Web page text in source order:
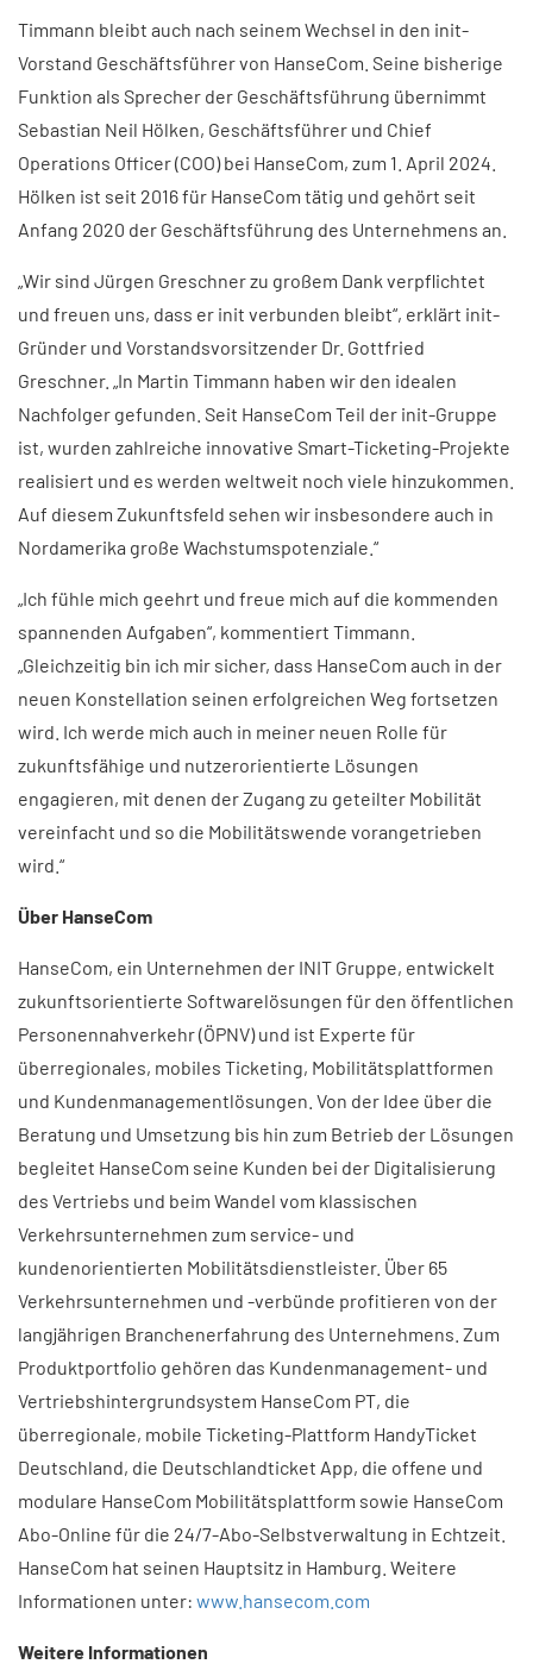
Timmann bleibt auch nach seinem Wechsel in den init-
Vorstand Geschäftsführer von HanseCom. Seine bisherige
Funktion als Sprecher der Geschäftsführung übernimmt
Sebastian Neil Hölken, Geschäftsführer und Chief
Operations Officer (COO) bei HanseCom, zum 1. April 2024.
Hölken ist seit 2016 für HanseCom tätig und gehört seit
Anfang 2020 der Geschäftsführung des Unternehmens an.
„Wir sind Jürgen Greschner zu großem Dank verpflichtet
und freuen uns, dass er init verbunden bleibt“, erklärt init-
Gründer und Vorstandsvorsitzender Dr. Gottfried
Greschner. „In Martin Timmann haben wir den idealen
Nachfolger gefunden. Seit HanseCom Teil der init-Gruppe
ist, wurden zahlreiche innovative Smart-Ticketing-Projekte
realisiert und es werden weltweit noch viele hinzukommen.
Auf diesem Zukunftsfeld sehen wir insbesondere auch in
Nordamerika große Wachstumspotenziale.“
„Ich fühle mich geehrt und freue mich auf die kommenden
spannenden Aufgaben“, kommentiert Timmann.
„Gleichzeitig bin ich mir sicher, dass HanseCom auch in der
neuen Konstellation seinen erfolgreichen Weg fortsetzen
wird. Ich werde mich auch in meiner neuen Rolle für
zukunftsfähige und nutzerorientierte Lösungen
engagieren, mit denen der Zugang zu geteilter Mobilität
vereinfacht und so die Mobilitätswende vorangetrieben
wird.“
Über HanseCom
HanseCom, ein Unternehmen der INIT Gruppe, entwickelt
zukunftsorientierte Softwarelösungen für den öffentlichen
Personennahverkehr (ÖPNV) und ist Experte für
überregionales, mobiles Ticketing, Mobilitätsplattformen
und Kundenmanagementlösungen. Von der Idee über die
Beratung und Umsetzung bis hin zum Betrieb der Lösungen
begleitet HanseCom seine Kunden bei der Digitalisierung
des Vertriebs und beim Wandel vom klassischen
Verkehrsunternehmen zum service- und
kundenorientierten Mobilitätsdienstleister. Über 65
Verkehrsunternehmen und -verbünde profitieren von der
langjährigen Branchenerfahrung des Unternehmens. Zum
Produktportfolio gehören das Kundenmanagement- und
Vertriebshintergrundsystem HanseCom PT, die
überregionale, mobile Ticketing-Plattform HandyTicket
Deutschland, die Deutschlandticket App, die offene und
modulare HanseCom Mobilitätsplattform sowie HanseCom
Abo-Online für die 24/7-Abo-Selbstverwaltung in Echtzeit.
HanseCom hat seinen Hauptsitz in Hamburg. Weitere
Informationen unter: www.hansecom.com
Weitere Informationen